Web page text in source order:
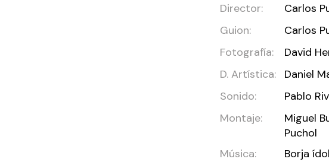
Director:
Carlos
Guion:
Carlos
Fotografía:
David
D. Artística:
Daniel
Sonido:
Pablo
Montaje:
Miguel
Puchol
Música:
Borja